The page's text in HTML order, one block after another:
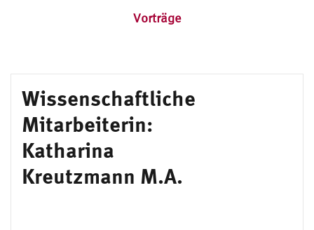
Vorträge
Wissenschaftliche
Mitarbeiterin:
Katharina
Kreutzmann M.A.